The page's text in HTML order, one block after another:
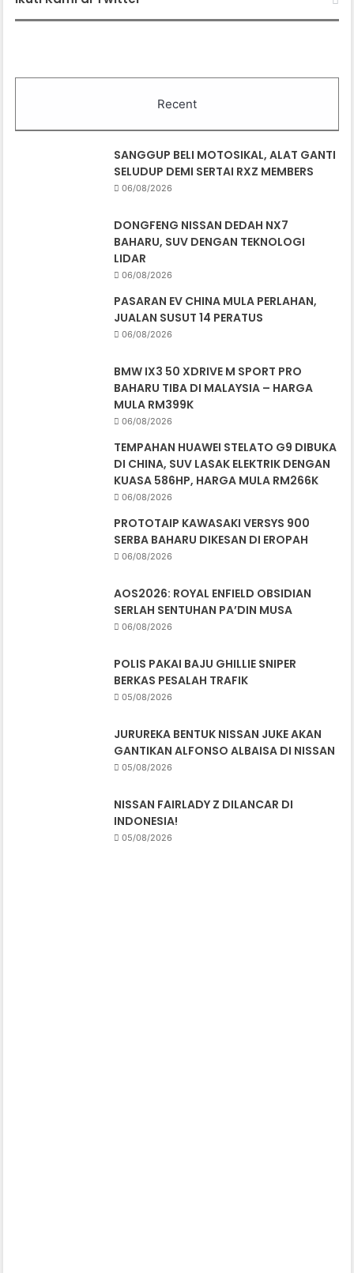
Recent
SANGGUP BELI MOTOSIKAL, ALAT GANTI
SELUDUP DEMI SERTAI RXZ MEMBERS
06/08/2026
DONGFENG NISSAN DEDAH NX7
BAHARU, SUV DENGAN TEKNOLOGI
LIDAR
06/08/2026
PASARAN EV CHINA MULA PERLAHAN,
JUALAN SUSUT 14 PERATUS
06/08/2026
BMW IX3 50 XDRIVE M SPORT PRO
BAHARU TIBA DI MALAYSIA – HARGA
MULA RM399K
06/08/2026
TEMPAHAN HUAWEI STELATO G9 DIBUKA
DI CHINA, SUV LASAK ELEKTRIK DENGAN
KUASA 586HP, HARGA MULA RM266K
06/08/2026
PROTOTAIP KAWASAKI VERSYS 900
SERBA BAHARU DIKESAN DI EROPAH
06/08/2026
AOS2026: ROYAL ENFIELD OBSIDIAN
SERLAH SENTUHAN PA’DIN MUSA
06/08/2026
POLIS PAKAI BAJU GHILLIE SNIPER
BERKAS PESALAH TRAFIK
05/08/2026
JURUREKA BENTUK NISSAN JUKE AKAN
GANTIKAN ALFONSO ALBAISA DI NISSAN
05/08/2026
NISSAN FAIRLADY Z DILANCAR DI
INDONESIA!
05/08/2026